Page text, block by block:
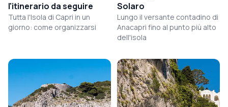
l'itinerario da seguire
Tutta l'Isola di Capri in un
giorno: come organizzarsi
Solaro
Lungo il versante contadino di
Anacapri fino al punto più alto
dell'isola